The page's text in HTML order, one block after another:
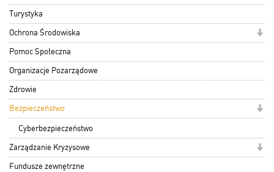
Turystyka
Ochrona Środowiska
Pomoc Społeczna
Organizacje Pozarządowe
Zdrowie
Bezpieczeństwo
Cyberbezpieczeństwo
Zarządzanie Kryzysowe
Fundusze zewnętrzne